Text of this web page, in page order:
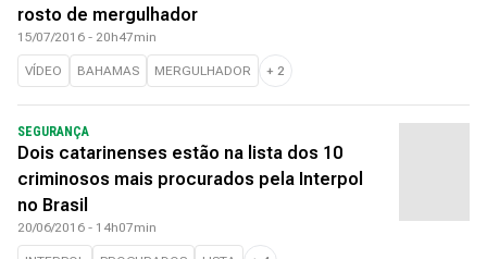
rosto de mergulhador
15/07/2016 - 20h47min
VÍDEO BAHAMAS MERGULHADOR + 2
SEGURANÇA
Dois catarinenses estão na lista dos 10
criminosos mais procurados pela Interpol
no Brasil
20/06/2016 - 14h07min